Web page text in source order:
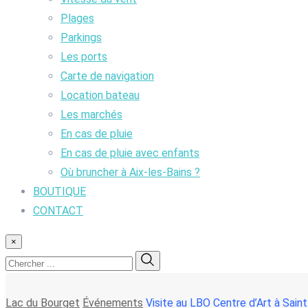
Plages
Parkings
Les ports
Carte de navigation
Location bateau
Les marchés
En cas de pluie
En cas de pluie avec enfants
Où bruncher à Aix-les-Bains ?
BOUTIQUE
CONTACT
×
Lac du Bourget Événements Visite au LBO Centre d’Art à